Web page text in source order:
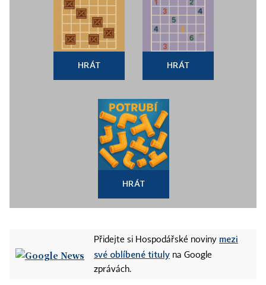
HRÁT HRÁT
HRÁT
Přidejte si Hospodářské noviny mezi
své oblíbené tituly na Google
zprávách.